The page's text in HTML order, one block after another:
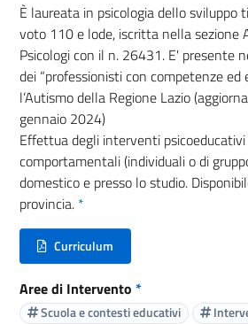
È laureata in psicologia dello sviluppo
voto 110 e lode, iscritta nella sezione
Psicologi con il n. 26431. E' presente
dei “professionisti con competenze ed
l’Autismo della Regione Lazio
gennaio 2024)
Effettua degli interventi
comportamentali (individuali o di
domestico e presso lo studio.
provincia. *
Curriculum
(nuova scheda - new tab)
Aree di Intervento *
Scuola e contesti educativi